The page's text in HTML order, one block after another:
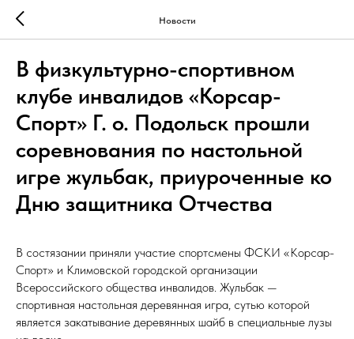
Новости
В физкультурно-спортивном
клубе инвалидов «Корсар-
Спорт» Г. о. Подольск прошли
соревнования по настольной
игре жульбак, приуроченные ко
Дню защитника Отчества
В состязании приняли участие спортсмены ФСКИ «Корсар-
Спорт» и Климовской городской организации
Всероссийского общества инвалидов. Жульбак —
спортивная настольная деревянная игра, сутью которой
является закатывание деревянных шайб в специальные лузы